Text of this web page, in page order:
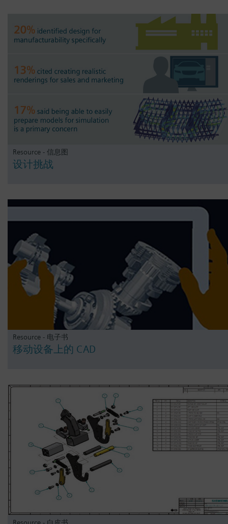
Resource - 信息图
设计挑战
Resource - 电子书
移动设备上的 CAD